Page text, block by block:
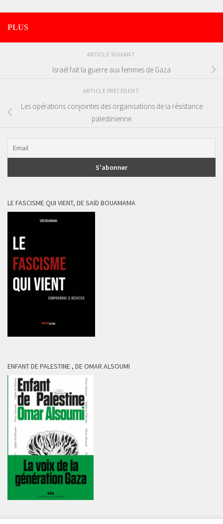
PLUS
ARTICLE SUIVANT
Israël fait la guerre aux femmes de Gaza
ARTICLE PRÉCÉDENT
Les opérations conjointes des organisations de la résistance
palestinienne
LE FASCISME QUI VIENT, DE SAÏD BOUAMAMA
ENFANT DE PALESTINE , DE OMAR ALSOUMI